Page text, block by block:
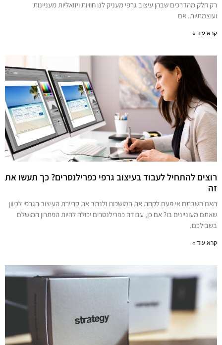
רק חלק מהדרכים שבהן עיצוב גרפי מעניק לנו חוויות ויזואליות מעניינות
ועוצמתיות. אם
קרא עוד »
רוצים להתחיל לעבוד בעיצוב גרפי כפרילנסרים? כך תעשו את
זה
האם חשבתם אי פעם לקחת את המושכות ולנתב את קריירת העיצוב הגרפי לכיוון
שאתם מעוניינים בו? אם כן, עבודה כפרילנסרים יכולה להיות הפתרון המושלם
בשבילכם.
קרא עוד »